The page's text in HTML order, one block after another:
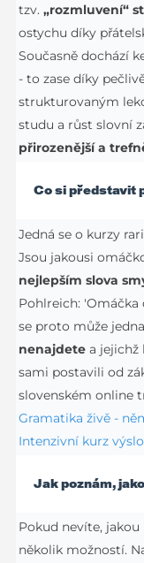
tzv.„rozmluvení“
ostychu díky
Současně dochází
- to zase díky
strukturovaným
studu a růst slovní
přirozenější a
Co si představit
Jedná se o kurzy
Jsou jakousi
nejlepším slova
Pohlreich:
se proto může
nenajdete a jejichž
sami postavili od
slovenském online
Gramatika živě -
Intenzivní kurz
Jak poznám,
Pokud nevíte,
několik možností.